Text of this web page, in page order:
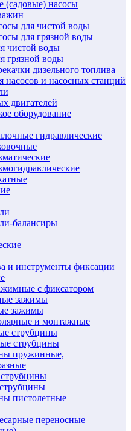
(садовые) насосы
для чистой воды
для грязной воды
чистой воды
грязной воды
дизельного топлива
насосов и насосных станций
двигателей
оборудование
гидравлические
балансиры
и инструменты фиксации
с фиксатором
зажимы
зажимы
и монтажные
струбцины
струбцины
пружинные,
пистолетные
переносные